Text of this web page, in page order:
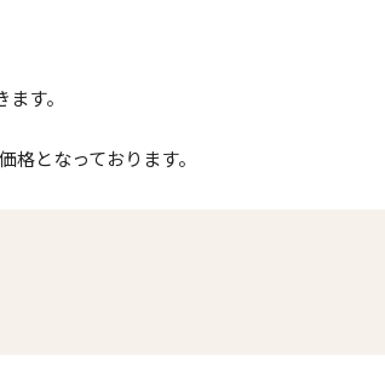
す。
となっております。